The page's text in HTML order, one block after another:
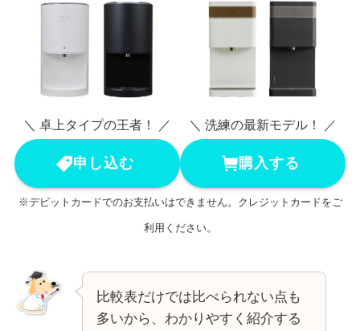
＼ 卓上タイプの王者！ ／
申し込む
＼ 洗練の最新モデル！ ／
購入する
※デビットカードでのお支払いはできません。クレジットカードをご
利用ください。
比較表だけでは比べられない点も
多いから、わかりやすく紹介する